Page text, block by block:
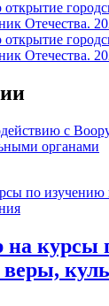
с
органами
курсы
веры,